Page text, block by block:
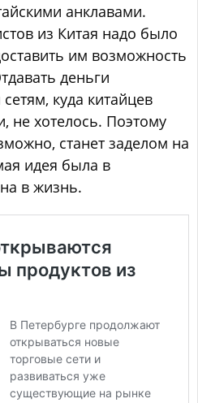
анклавами.
из Китая надо было
им возможность
деньги
куда китайцев
не хотелось. Поэтому
станет заделом на
идея была в
в жизнь.